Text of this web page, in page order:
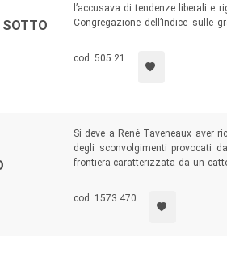
SOTTO
l’accusava di tendenze liberali e
Congregazione dell’Indice sulle
assolutoria, la cui divulgazione
ragioni degli ecclesiastici, che
panteismo e giansenismo a lui
cod. 505.21
Si deve a René Taveneaux aver
degli sconvolgimenti provocati
frontiera caratterizzata da un
. Il presente volume
di quella nuova area di frontiera: le
cod. 1573.470